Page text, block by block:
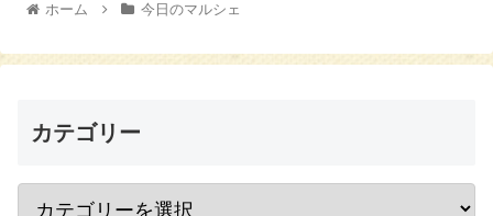
ホーム 今日のマルシェ
カテゴリー